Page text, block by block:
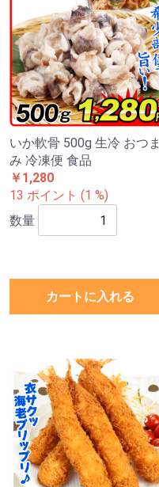
いか軟骨 500g 生冷 おつま
み 冷凍便 食品
￥1,280
13 ポイント (1 %)
数量
カートに入れる